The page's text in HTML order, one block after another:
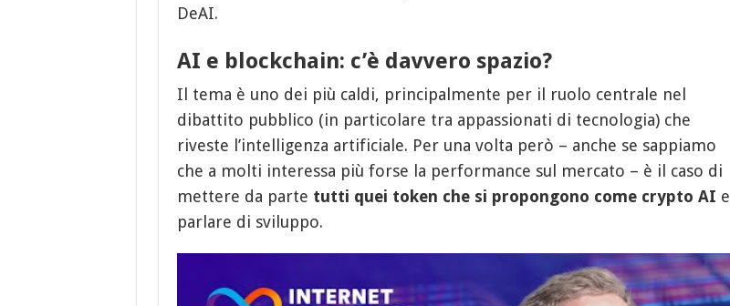
DeAI.
AI e blockchain: c’è davvero spazio?
Il tema è uno dei più caldi, principalmente per il ruolo centrale nel
dibattito pubblico (in particolare tra appassionati di tecnologia) che
riveste l’intelligenza artificiale. Per una volta però – anche se sappiamo
che a molti interessa più forse la performance sul mercato – è il caso di
mettere da parte tutti quei token che si propongono come crypto AI e
parlare di sviluppo.